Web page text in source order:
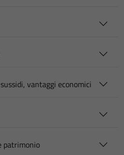
vantaggi economici
patrimonio